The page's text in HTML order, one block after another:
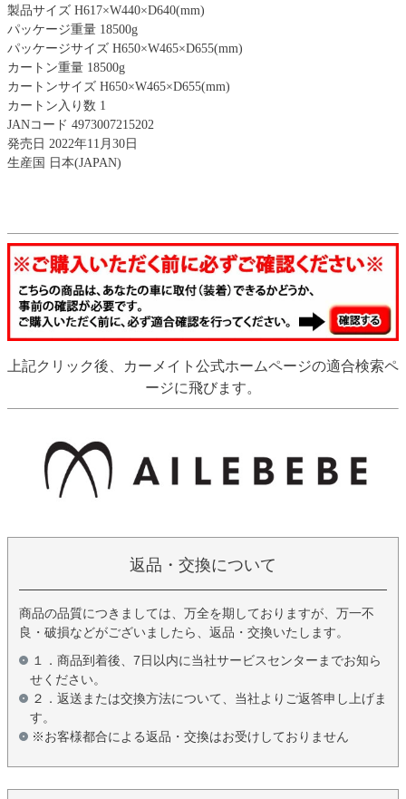
製品サイズ H617×W440×D640(mm)
パッケージ重量 18500g
パッケージサイズ H650×W465×D655(mm)
カートン重量 18500g
カートンサイズ H650×W465×D655(mm)
カートン入り数 1
JANコード 4973007215202
発売日 2022年11月30日
生産国 日本(JAPAN)
上記クリック後、カーメイト公式ホームページの適合検索ペ
ージに飛びます。
返品・交換について
商品の品質につきましては、万全を期しておりますが、万一不
良・破損などがございましたら、返品・交換いたします。
１．商品到着後、7日以内に当社サービスセンターまでお知ら
せください。
２．返送または交換方法について、当社よりご返答申し上げま
す。
※お客様都合による返品・交換はお受けしておりません